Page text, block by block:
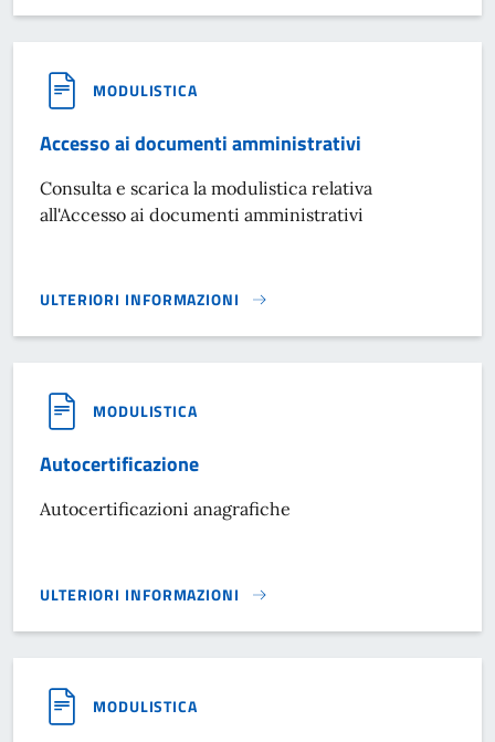
MODULISTICA
Accesso ai documenti amministrativi
Consulta e scarica la modulistica relativa
all'Accesso ai documenti amministrativi
ULTERIORI INFORMAZIONI
ACCESSO AI DOCUMENTI AMMINISTRATIVI}
MODULISTICA
Autocertificazione
Autocertificazioni anagrafiche
ULTERIORI INFORMAZIONI
AUTOCERTIFICAZIONE}
MODULISTICA